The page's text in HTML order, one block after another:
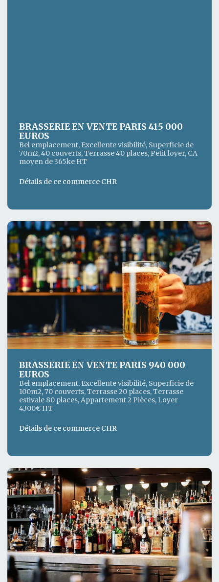
BRASSERIE EN VENTE PARIS 415 000
EUROS
Bel emplacement, Excellente visibilité, Superficie de
70m2, 40 couverts, Terrasse 40 places, Petit loyer, CA
moyen de 365ke HT
Détails de ce commerce CHR
BRASSERIE EN VENTE PARIS 940 000
EUROS
Bel emplacement, Excellente visibilité, Superficie de
100m2, 70 couverts, Terrasse 20 places, Terrasse
estivale 80 places, Appartement 2 Pièces, Loyer
4300€ HT
Détails de ce commerce CHR